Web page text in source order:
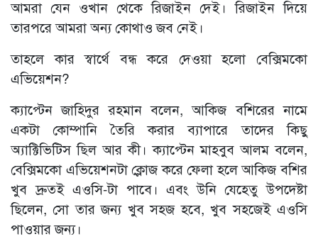
আমরা যেন ওখান থেকে রিজাইন দেই। রিজাইন দিয়ে
তারপরে আমরা অন্য কোথাও জব নেই।
তাহলে কার স্বার্থে বন্ধ করে দেওয়া হলো বেক্সিমকো
এভিয়েশন?
ক্যাপ্টেন জাহিদুর রহমান বলেন, আকিজ বশিরের নামে
একটা কোম্পানি তৈরি করার ব্যাপারে তাদের কিছু
অ্যাক্টিভিটিস ছিল আর কী। ক্যাপ্টেন মাহবুব আলম বলেন,
বেক্সিমকো এভিয়েশনটা ক্লোজ করে ফেলা হলে আকিজ বশির
খুব দ্রুতই এওসি-টা পাবে। এবং উনি যেহেতু উপদেষ্টা
ছিলেন, সো তার জন্য খুব সহজ হবে, খুব সহজেই এওসি
পাওয়ার জন্য।